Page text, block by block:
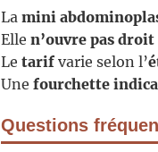
Lamini
Ellen’ouvre pas
Letarif varie selon l’
Unefourchette
Questions